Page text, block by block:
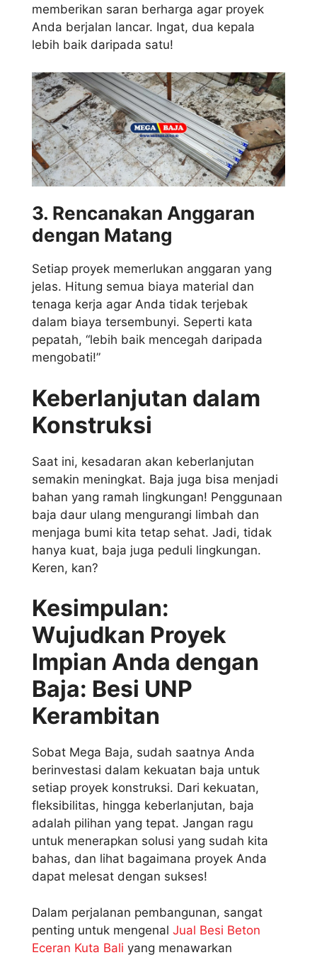
memberikan saran berharga agar proyek
Anda berjalan lancar. Ingat, dua kepala
lebih baik daripada satu!
3. Rencanakan Anggaran
dengan Matang
Setiap proyek memerlukan anggaran yang
jelas. Hitung semua biaya material dan
tenaga kerja agar Anda tidak terjebak
dalam biaya tersembunyi. Seperti kata
pepatah, “lebih baik mencegah daripada
mengobati!”
Keberlanjutan dalam
Konstruksi
Saat ini, kesadaran akan keberlanjutan
semakin meningkat. Baja juga bisa menjadi
bahan yang ramah lingkungan! Penggunaan
baja daur ulang mengurangi limbah dan
menjaga bumi kita tetap sehat. Jadi, tidak
hanya kuat, baja juga peduli lingkungan.
Keren, kan?
Kesimpulan:
Wujudkan Proyek
Impian Anda dengan
Baja: Besi UNP
Kerambitan
Sobat Mega Baja, sudah saatnya Anda
berinvestasi dalam kekuatan baja untuk
setiap proyek konstruksi. Dari kekuatan,
fleksibilitas, hingga keberlanjutan, baja
adalah pilihan yang tepat. Jangan ragu
untuk menerapkan solusi yang sudah kita
bahas, dan lihat bagaimana proyek Anda
dapat melesat dengan sukses!
Dalam perjalanan pembangunan, sangat
penting untuk mengenal Jual Besi Beton
Eceran Kuta Bali yang menawarkan